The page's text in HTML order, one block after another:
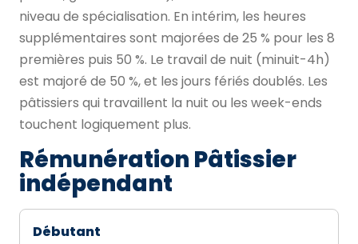
niveau de spécialisation. En intérim, les heures
supplémentaires sont majorées de 25 % pour les 8
premières puis 50 %. Le travail de nuit (minuit-4h)
est majoré de 50 %, et les jours fériés doublés. Les
pâtissiers qui travaillent la nuit ou les week-ends
touchent logiquement plus.
Rémunération Pâtissier
indépendant
Débutant